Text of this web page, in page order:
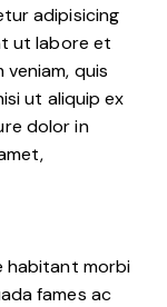
adipisicing
ut labore et
veniam, quis
ut aliquip ex
dolor in
habitant morbi
fames ac